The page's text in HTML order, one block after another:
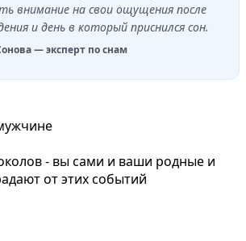
внимание на свои ощущения после
и день в который приснился сон.
— эксперт по снам
- вы сами и ваши родные и
от этих событий